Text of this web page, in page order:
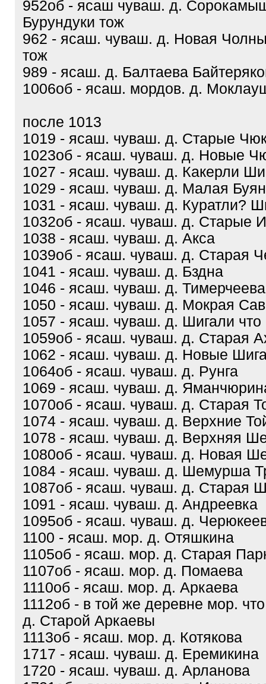
952об - ясаш чуваш. д.
Бурундуки тож
962 - ясаш. чуваш. д. Новая
тож
989 - ясаш. д. Балтаева
1006об - ясаш. мордов. д.
после 1013
1019 - ясаш. чуваш. д. Старые
1023об - ясаш. чуваш. д. Новые
1027 - ясаш. чуваш. д. Какерли
1029 - ясаш. чуваш. д. Малая
1031 - ясаш. чуваш. д. Куратли?
1032об - ясаш. чуваш. д. Старые
1038 - ясаш. чуваш. д. Акса
1039об - ясаш. чуваш. д. Старая
1041 - ясаш. чуваш. д. Бздна
1046 - ясаш. чуваш. д. Тимерчеева
1050 - ясаш. чуваш. д. Мокрая
1057 - ясаш. чуваш. д. Шигали
1059об - ясаш. чуваш. д. Старая
1062 - ясаш. чуваш. д. Новые
1064об - ясаш. чуваш. д. Рунга
1069 - ясаш. чуваш. д.
1070об - ясаш. чуваш. д. Старая
1074 - ясаш. чуваш. д. Верхние
1078 - ясаш. чуваш. д. Верхняя
1080об - ясаш. чуваш. д. Новая
1084 - ясаш. чуваш. д. Шемурша
1087об - ясаш. чуваш. д. Старая
1091 - ясаш. чуваш. д. Андреевка
1095об - ясаш. чуваш. д.
1100 - ясаш. мор. д. Отяшкина
1105об - ясаш. мор. д. Старая
1107об - ясаш. мор. д. Помаева
1110об - ясаш. мор. д. Аркаева
1112об - в той же деревне мор.
д. Старой Аркаевы
1113об - ясаш. мор. д. Котякова
1717 - ясаш. чуваш. д. Еремикина
1720 - ясаш. чуваш. д. Арланова